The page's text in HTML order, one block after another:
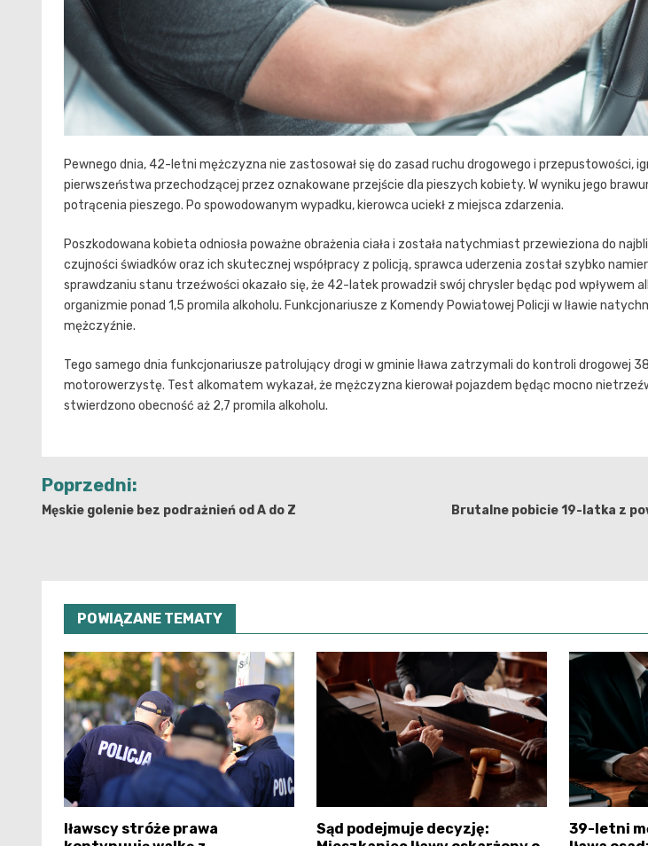
Pewnego dnia, 42-letni mężczyzna nie zastosował się do zasad ruchu drogowego i przepustowości,
pierwszeństwa przechodzącej przez oznakowane przejście dla pieszych kobiety. W wyniku jego
potrącenia pieszego. Po spowodowanym wypadku, kierowca uciekł z miejsca zdarzenia.
Poszkodowana kobieta odniosła poważne obrażenia ciała i została natychmiast przewieziona do
czujności świadków oraz ich skutecznej współpracy z policją, sprawca uderzenia został szybko
sprawdzaniu stanu trzeźwości okazało się, że 42-latek prowadził swój chrysler będąc pod wpływem
organizmie ponad 1,5 promila alkoholu. Funkcjonariusze z Komendy Powiatowej Policji w Iławie
mężczyźnie.
Tego samego dnia funkcjonariusze patrolujący drogi w gminie Iława zatrzymali do kontroli drogowej
motorowerzystę. Test alkomatem wykazał, że mężczyzna kierował pojazdem będąc mocno
stwierdzono obecność aż 2,7 promila alkoholu.
Nawigacja
wpisu
Poprzedni:
Męskie golenie bez podrażnień od A do Z
Brutalne pobicie 19-latka z
POWIĄZANE TEMATY
Iławscy stróże prawa
Sąd podejmuje decyzję:
39-letni